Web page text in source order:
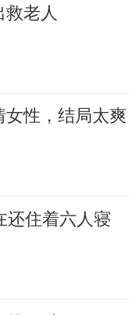
老人
性，结局太爽
还住着六人寝